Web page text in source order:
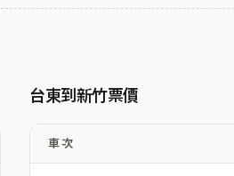
台東到新竹票價
車次